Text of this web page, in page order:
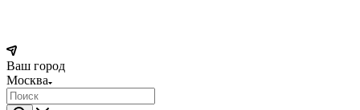
Ваш город
Москва